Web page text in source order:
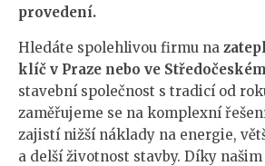
provedení.
Hledáte spolehlivou firmu na
klíč v Praze nebo ve
stavební společnost s tradicí od
zaměřujeme se na komplexní
zajistí nižší náklady na energie,
a delší životnost stavby. Díky